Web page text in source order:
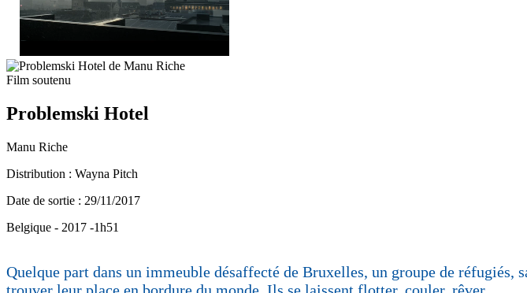
Film soutenu
Problemski Hotel
Manu Riche
Distribution : Wayna Pitch
Date de sortie : 29/11/2017
Belgique - 2017 -1h51
Quelque part dans un immeuble désaffecté de Bruxelles, un groupe de réfugiés,